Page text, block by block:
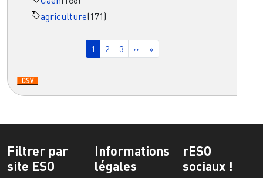
agriculture(171)
Page courante
1 Page
2 Page
3 Page suivante
›› Dernière page
»
Filtrer par
site ESO
Informations
légales
rESO
sociaux !